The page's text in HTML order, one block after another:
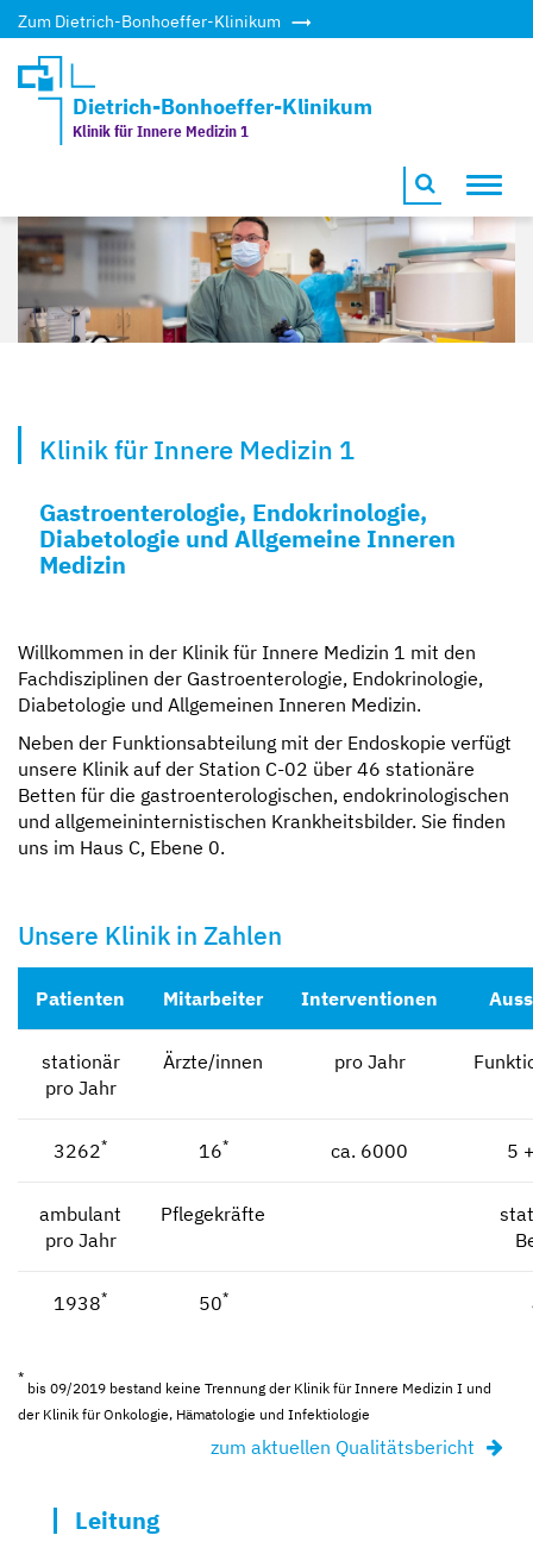
Zum Dietrich-Bonhoeffer-Klinikum
Dietrich-Bonhoeffer-Klinikum
Klinik für Innere Medizin 1
Klinik für Innere Medizin 1
Gastroenterologie, Endokrinologie,
Diabetologie und Allgemeine Inneren
Medizin
Willkommen in der Klinik für Innere Medizin 1 mit den
Fachdisziplinen der Gastroenterologie, Endokrinologie,
Diabetologie und Allgemeinen Inneren Medizin.
Neben der Funktionsabteilung mit der Endoskopie verfügt
unsere Klinik auf der Station C-02 über 46 stationäre
Betten für die gastroenterologischen, endokrinologischen
und allgemeininternistischen Krankheitsbilder. Sie finden
uns im Haus C, Ebene 0.
Unsere Klinik in Zahlen
Patienten Mitarbeiter Interventionen
stationär
pro Jahr
Ärzte/innen pro Jahr
3262* 16* ca. 6000 5
ambulant
pro Jahr
Pflegekräfte
1938* 50*
*
bis 09/2019 bestand keine Trennung der Klinik für Innere Medizin I und
der Klinik für Onkologie, Hämatologie und Infektiologie
zum aktuellen Qualitätsbericht
Leitung